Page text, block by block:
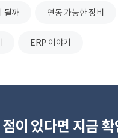
될까 연동 가능한 장비
ERP 이야기
이 있다면 지금